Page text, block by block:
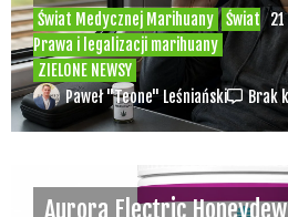
Świat Medycznej Marihuany
Świat
Prawa i legalizacji marihuany
ZIELONE NEWSY
Paweł "Teone" Leśniański Brak
Aurora Electric